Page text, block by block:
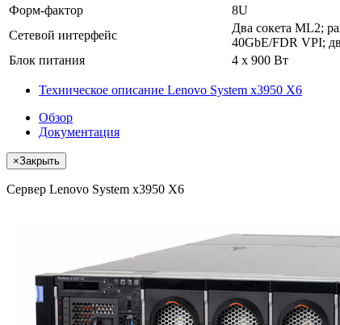
Форм-фактор
8U
Сетевой интерфейс
Два сокета ML2;
40GbE/FDR VPI;
Блок питания
4 x 900 Вт
Техническое описание Lenovo System x3950 X6
Обзор
Документация
×Закрыть
Сервер Lenovo System x3950 X6